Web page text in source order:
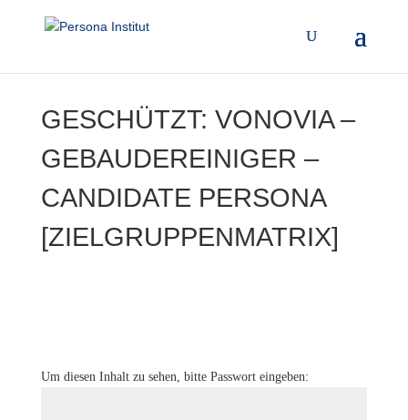
GESCHÜTZT: VONOVIA –
GEBAUDEREINIGER –
CANDIDATE PERSONA
[ZIELGRUPPENMATRIX]
Um diesen Inhalt zu sehen, bitte Passwort eingeben: